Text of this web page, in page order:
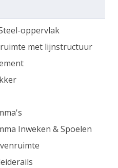
oppervlak
met lijnstructuur
Inweken & Spoelen